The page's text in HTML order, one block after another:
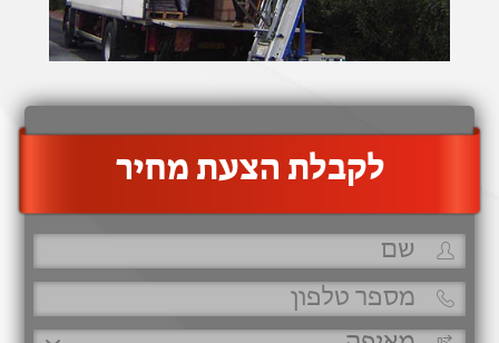
‫לקבלת הצעת מחיר